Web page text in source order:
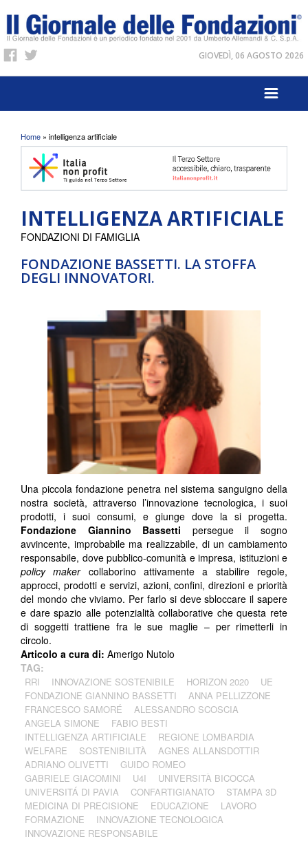
GIOVEDÌ, 06 AGOSTO 2026
Tu sei qui
Home » intelligenza artificiale
INTELLIGENZA ARTIFICIALE
FONDAZIONE BASSETTI. LA STOFFA
DEGLI INNOVATORI.
FONDAZIONI DI FAMIGLIA
Una piccola fondazione penetra nel sistema sanguigno della
nostra società, attraverso l’innovazione tecnologica, i suoi
prodotti, i suoi consumi, e giunge dove la si progetta.
Fondazione Giannino Bassetti persegue il sogno
avvincente, improbabile ma realizzabile, di un cambiamento
responsabile, dove pubblico-comunità e impresa, istituzioni e
policy makercollaborino attivamente a stabilire regole,
approcci, prodotti e servizi, azioni, confini, direzioni e priorità
del mondo che viviamo. Per farlo si deve sbloccare il sapere
e dare spazio alle potenzialità collaborative che questa rete
di soggetti trattiene fra le sue maglie – per rimetterli in
circolo.
Articolo a cura di: Amerigo Nutolo
TAG:
RRI INNOVAZIONE SOSTENIBILE HORIZON 2020
UE
FONDAZIONE GIANNINO BASSETTI
ANNA PELLIZZONE
FRANCESCO SAMORÉ
ALESSANDRO SCOSCIA
ANGELA SIMONE
FABIO BESTI
INTELLIGENZA ARTIFICIALE
REGIONE LOMBARDIA
WELFARE
SOSTENIBILITÀ
AGNES ALLANSDOTTIR
ADRIANO OLIVETTI
GUIDO ROMEO
GABRIELE GIACOMINI
U4I
UNIVERSITÀ BICOCCA
UNIVERSITÁ DI PAVIA
CONFARTIGIANATO
STAMPA 3D
MEDICINA DI PRECISIONE
EDUCAZIONE
LAVORO
FORMAZIONE
INNOVAZIONE TECNOLOGICA
INNOVAZIONE RESPONSABILE